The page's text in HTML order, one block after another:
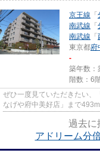
京王線 「
南武線 「
南武線 「
東京都府
-
築年数：
階数：6
ぜひ一度見ていただきたい、
なげや府中美好店」まで
過去に
アドリーム分